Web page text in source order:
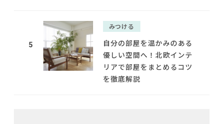
5
みつける
自分の部屋を温かみのある
優しい空間へ！北欧インテ
リアで部屋をまとめるコツ
を徹底解説